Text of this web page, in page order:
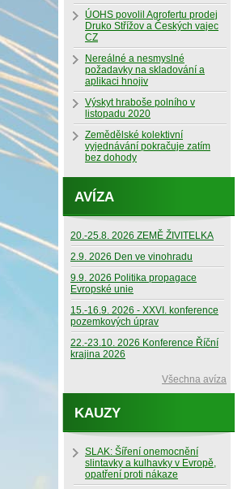
ÚOHS povolil Agrofertu prodej
Druko Střížov a Českých vajec
CZ
Nereálné a nesmyslné
požadavky na skladování a
aplikaci hnojiv
Výskyt hraboše polního v
listopadu 2020
Zemědělské kolektivní
vyjednávání pokračuje zatím
bez dohody
AVÍZA
20.-25.8. 2026 ZEMĚ ŽIVITELKA
2.9. 2026 Den ve vinohradu
9.9. 2026 Politika propagace
Evropské unie
15.-16.9. 2026 - XXVI. konference
pozemkových úprav
22.-23.10. 2026 Konference Říční
krajina 2026
Všechna avíza
KAUZY
SLAK: Šíření onemocnění
slintavky a kulhavky v Evropě,
opatření proti nákaze